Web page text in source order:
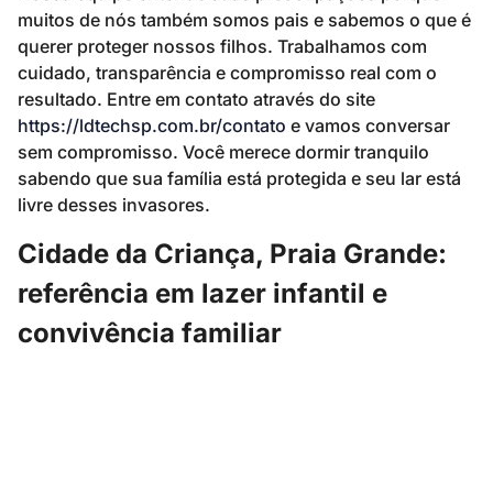
muitos de nós também somos pais e sabemos o que é
querer proteger nossos filhos. Trabalhamos com
cuidado, transparência e compromisso real com o
resultado. Entre em contato através do site
https://ldtechsp.com.br/contato e vamos conversar
sem compromisso. Você merece dormir tranquilo
sabendo que sua família está protegida e seu lar está
livre desses invasores.
Cidade da Criança, Praia Grande:
referência em lazer infantil e
convivência familiar